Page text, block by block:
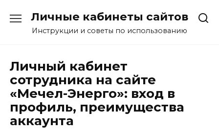
содержанию
Личные кабинеты сайтов
Инструкции и советы по использованию
Личный кабинет
сотрудника на сайте
«Мечел-Энерго»: вход в
профиль, преимущества
аккаунта